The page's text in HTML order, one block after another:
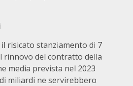
risicato stanziamento di 7
rinnovo del contratto della
media prevista nel 2023
miliardi ne servirebbero